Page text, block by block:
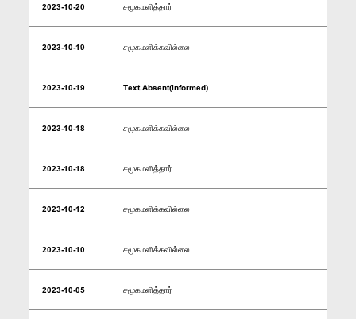
2023-10-20 சமூகமளித்தார்
2023-10-19 சமூகமளிக்கவில்லை
2023-10-19 Text.Absent(Informed)
2023-10-18 சமூகமளிக்கவில்லை
2023-10-18 சமூகமளித்தார்
2023-10-12 சமூகமளிக்கவில்லை
2023-10-10 சமூகமளிக்கவில்லை
2023-10-05 சமூகமளித்தார்